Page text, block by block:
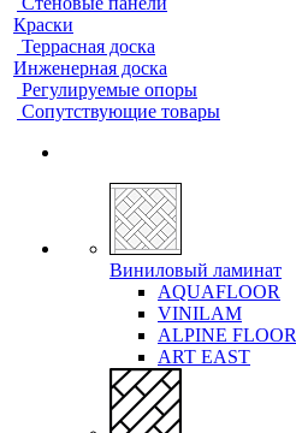
Краски
Террасная доска
Инженерная доска
Регулируемые опоры
Сопутствующие товары
Виниловый ламинат
AQUAFLOOR
VINILAM
ALPINE FLOOR
ART EAST